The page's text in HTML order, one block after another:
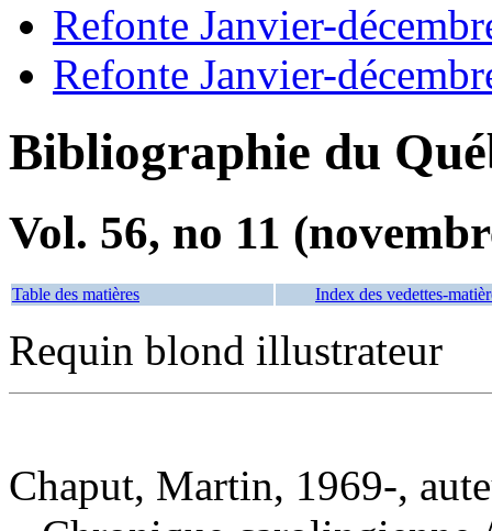
Refonte Janvier-
Refonte Janvier-
Bibliographie du
Vol. 56, no 11
Table des matières Index des vedettes-
Requin blond illustrateur
Chaput, Martin, 1969-,